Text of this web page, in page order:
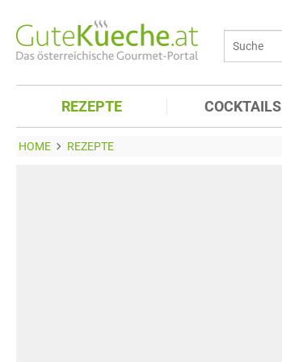
REZEPTE COCKTAILS
HOME REZEPTE